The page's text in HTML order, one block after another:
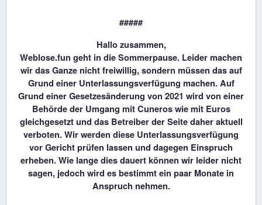
#####
Hallo zusammen,
Weblose.fun geht in die Sommerpause. Leider machen
wir das Ganze nicht freiwillig, sondern müssen das auf
Grund einer Unterlassungsverfügung machen. Auf
Grund einer Gesetzesänderung von 2021 wird von einer
Behörde der Umgang mit Cuneros wie mit Euros
gleichgesetzt und das Betreiber der Seite daher aktuell
verboten. Wir werden diese Unterlassungsverfügung
vor Gericht prüfen lassen und dagegen Einspruch
erheben. Wie lange dies dauert können wir leider nicht
sagen, jedoch wird es bestimmt ein paar Monate in
Anspruch nehmen.